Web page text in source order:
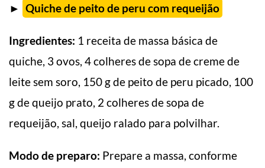
► Quiche de peito de peru com requeijão
Ingredientes: 1 receita de massa básica de
quiche, 3 ovos, 4 colheres de sopa de creme de
leite sem soro, 150 g de peito de peru picado, 100
g de queijo prato, 2 colheres de sopa de
requeijão, sal, queijo ralado para polvilhar.
Modo de preparo: Prepare a massa, conforme